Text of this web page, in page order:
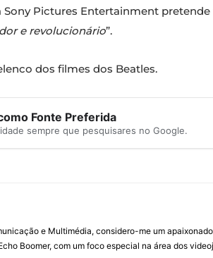
Pictures Entertainment
e revolucionário”.
dos filmes dos Beatles.
Fonte Preferida
sempre que pesquisares no Google.
e Multimédia, considero-me um
Boomer, com um foco especial na área dos